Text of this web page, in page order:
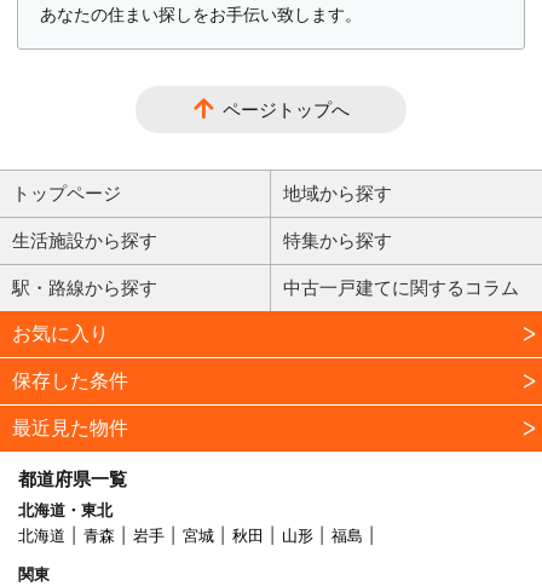
あなたの住まい探しをお手伝い致します。
ページトップへ
トップページ 地域から探す
生活施設から探す 特集から探す
駅・路線から探す 中古一戸建てに関するコラム
お気に入り
保存した条件
最近見た物件
都道府県一覧
北海道・東北
北海道
青森 岩手 宮城 秋田 山形
福島
関東